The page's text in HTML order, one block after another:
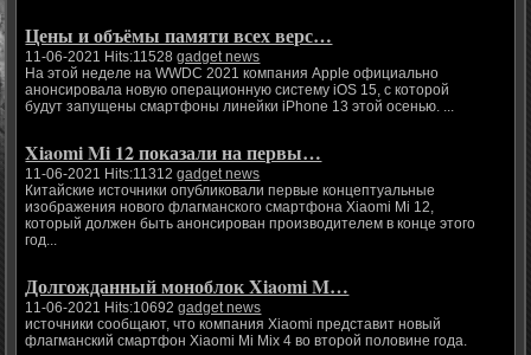
Цены и объёмы памяти всех верс…
11-06-2021 Hits:11528gadget news
На этой неделе на WWDC 2021 компания Apple официально
анонсировала новую операционную систему iOS 15, с которой
будут запущены смартфоны линейки iPhone 13 этой осенью. ...
Xiaomi Mi 12 показали на первы…
11-06-2021 Hits:11312gadget news
Китайские источники опубликовали первые концептуальные
изображения нового флагманского смартфона Xiaomi Mi 12,
который должен быть анонсирован производителем в конце этого
год...
Долгожданный моноблок Xiaomi M…
11-06-2021 Hits:10692gadget news
источники сообщают, что компания Xiaomi представит новый
флагманский смартфон Xiaomi Mi Mix 4 во второй половине года.